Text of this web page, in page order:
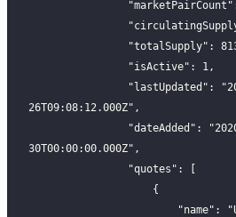
                "isActive": 1,
26T09:08:12.000Z",
30T00:00:00.000Z",
                "quotes": [
                    {